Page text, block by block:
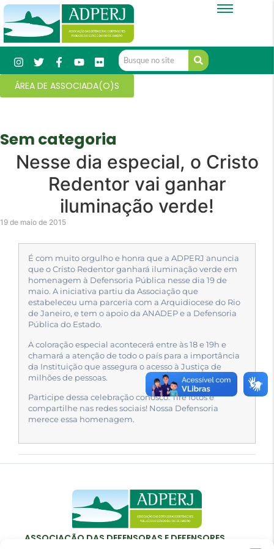
ÁREA DE ASSOCIADA(O)S
Sem categoria
Nesse dia especial, o Cristo
Redentor vai ganhar
iluminação verde!
19 de maio de 2015
É com muito orgulho e honra que a ADPERJ anuncia
que o Cristo Redentor ganhará iluminação verde em
homenagem à Defensoria Pública nesse dia 19 de
maio. A iniciativa partiu da Associação que
estabeleceu uma parceria com a Arquidiocese do Rio
de Janeiro, e tem o apoio da ANADEP e a Defensoria
Pública do Estado.
A coloração especial acontecerá entre às 18 e 19h e
chamará a atenção de todo o país para a importância
da Instituição que assegura o acesso à Justiça de
milhões de pessoas.
Participe dessa celebração conosco. Tire fotos e
compartilhe nas redes sociais! Nossa Defensoria
merece essa homenagem.
ASSOCIAÇÃO DAS DEFENSORAS E DEFENSORES